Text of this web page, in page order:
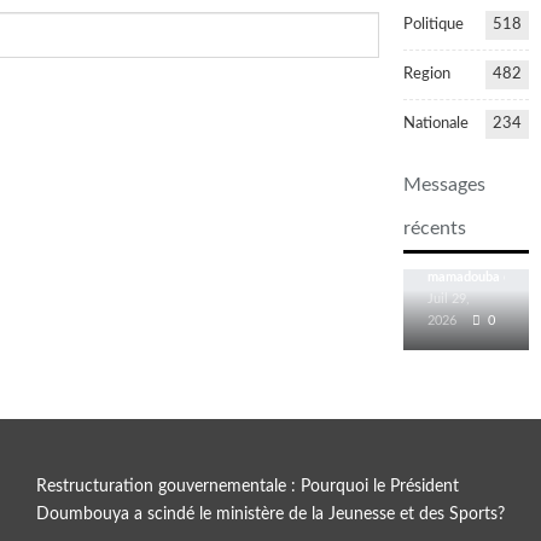
Politique 518
Region 482
Nationale 234
Messages
récents
Lola passe
24h/24 :
nouvelle
ère…
Juil 29,
2026
0
Restructuration gouvernementale : Pourquoi le Président
Doumbouya a scindé le ministère de la Jeunesse et des Sports?